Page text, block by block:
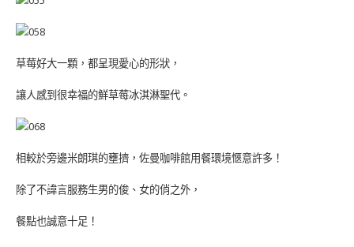
草莓好大一顆，都呈現愛心的形狀，
讓人感到很幸福的鮮草莓冰淇淋聖代。
相較於旁邊米朗琪的壅擠，佐曼咖啡館用餐環境愜意許多！
除了不諱言服務生男的俊、女的俏之外，
餐點也誠意十足！